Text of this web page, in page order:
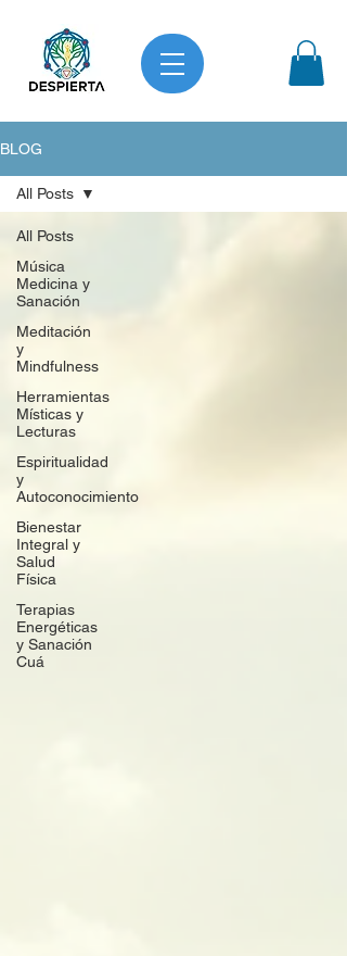
BLOG
All Posts
Música
Medicina y
Sanación
Meditación
y
Mindfulness
Herramientas
Místicas y
Lecturas
Espiritualidad
y
Autoconocimiento
Bienestar
Integral y
Salud
Física
Terapias
Energéticas
y Sanación
Cuá
All Posts